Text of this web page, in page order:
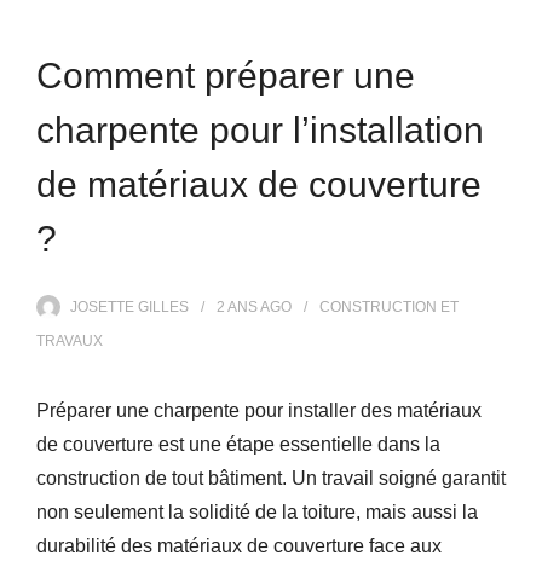
Comment préparer une
charpente pour l’installation
de matériaux de couverture
?
JOSETTE GILLES 2 ANSAGO
CONSTRUCTION ET
TRAVAUX
Préparer une charpente pour installer des matériaux
de couverture est une étape essentielle dans la
construction de tout bâtiment. Un travail soigné garantit
non seulement la solidité de la toiture, mais aussi la
durabilité des matériaux de couverture face aux